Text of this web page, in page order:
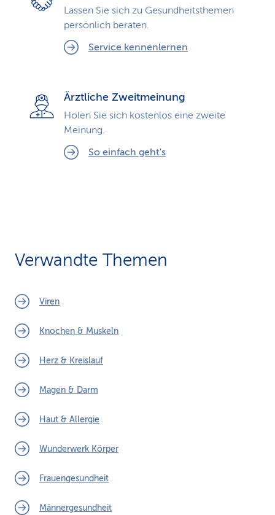
Lassen Sie sich zu Gesundheits­themen
persönlich beraten.
Service kennenlernen
Ärztliche Zweitmeinung
Holen Sie sich kostenlos eine zweite
Meinung.
So einfach geht's
Verwandte Themen
Viren
Knochen & Muskeln
Herz & Kreislauf
Magen & Darm
Haut & Allergie
Wunderwerk Körper
Frauengesundheit
Männergesundheit